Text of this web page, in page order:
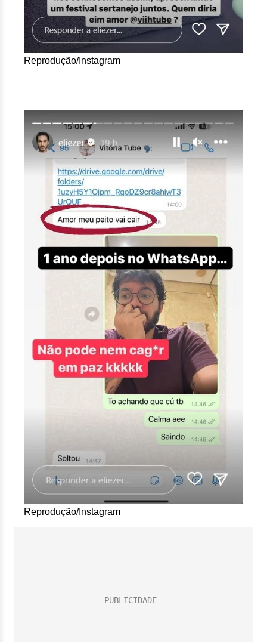
Reprodução/Instagram
Reprodução/Instagram